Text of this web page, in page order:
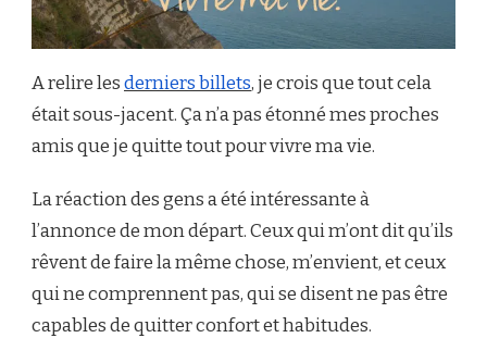
A relire lesderniers billets, je crois que tout cela
était sous-jacent. Ça n’a pas étonné mes proches
amis que je quitte tout pour vivre ma vie.
La réaction des gens a été intéressante à
l’annonce de mon départ. Ceux qui m’ont dit qu’ils
rêvent de faire la même chose, m’envient, et ceux
qui ne comprennent pas, qui se disent ne pas être
capables de quitter confort et habitudes.